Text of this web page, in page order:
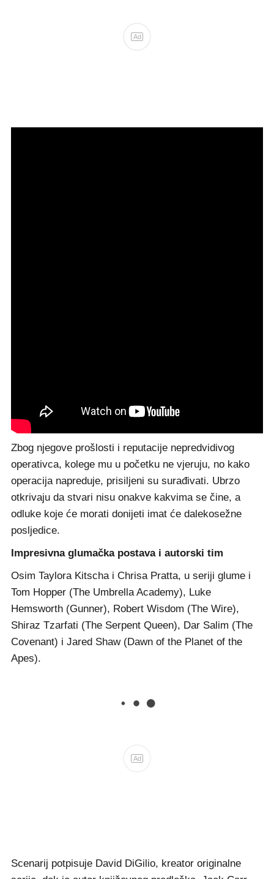
Ad
Zbog njegove prošlosti i reputacije nepredvidivog
operativca, kolege mu u početku ne vjeruju, no kako
operacija napreduje, prisiljeni su surađivati. Ubrzo
otkrivaju da stvari nisu onakve kakvima se čine, a
odluke koje će morati donijeti imat će dalekosežne
posljedice.
Impresivna glumačka postava i autorski tim
Osim Taylora Kitscha i Chrisa Pratta, u seriji glume i
Tom Hopper (The Umbrella Academy), Luke
Hemsworth (Gunner), Robert Wisdom (The Wire),
Shiraz Tzarfati (The Serpent Queen), Dar Salim (The
Covenant) i Jared Shaw (Dawn of the Planet of the
Apes).
Ad
Scenarij potpisuje David DiGilio, kreator originalne